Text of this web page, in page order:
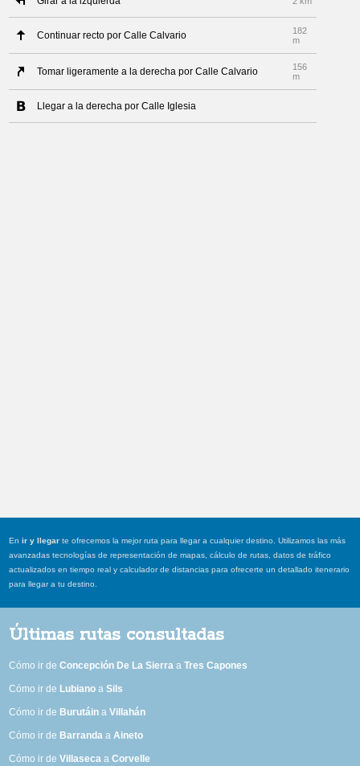
Continuar recto por Calle Calvario
182
m
Tomar ligeramente a la derecha por Calle Calvario
156
m
Llegar a la derecha por Calle Iglesia
Enir y llegar te ofrecemos la mejor ruta para llegar a cualquier destino. Utilizamos las más
avanzadas tecnologías de representación de mapas, cálculo de rutas, datos de tráfico
actualizados en tiempo real y calculador de distancias para ofrecerte un detallado itenerario
para llegar a tu destino.
Últimas rutas consultadas
Cómo ir deConcepción De La Sierra aTres Capones
Cómo ir de Lubiano aSils
Cómo ir de Burutáin aVillahán
Cómo ir de Barranda aAineto
Cómo ir deVillaseca aCorvelle